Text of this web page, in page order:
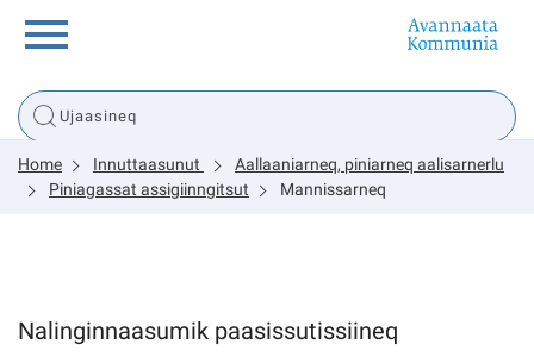
Innuttaasunut
Inuussutissarsiorneq
Tassaarsuaq
Home Innuttaasunut
Aallaaniarneq, piniarneq aalisarnerlu
Piniagassat assigiinngitsut
Mannissarneq
Nalinginnaasumik paasissutissiineq